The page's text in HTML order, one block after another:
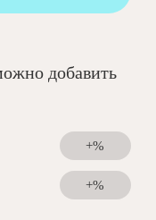
добавить
+%
+%